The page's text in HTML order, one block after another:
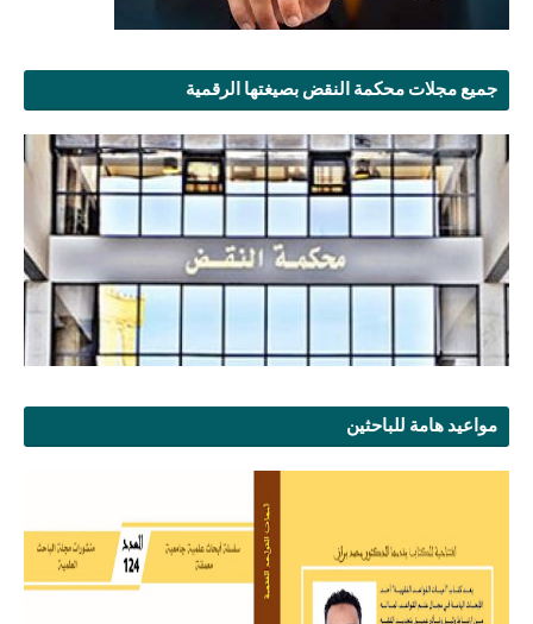
جميع مجلات محكمة النقض بصيغتها الرقمية
مواعيد هامة للباحثين